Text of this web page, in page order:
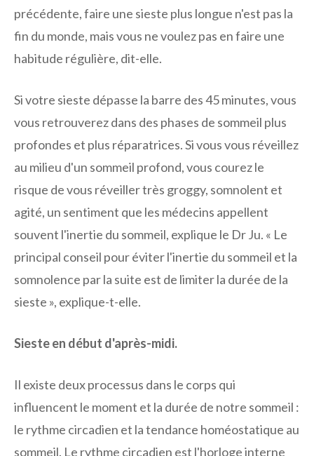
précédente, faire une sieste plus longue n'est pas la
fin du monde, mais vous ne voulez pas en faire une
habitude régulière, dit-elle.
Si votre sieste dépasse la barre des 45 minutes, vous
vous retrouverez dans des phases de sommeil plus
profondes et plus réparatrices. Si vous vous réveillez
au milieu d'un sommeil profond, vous courez le
risque de vous réveiller très groggy, somnolent et
agité, un sentiment que les médecins appellent
souvent l'inertie du sommeil, explique le Dr Ju. « Le
principal conseil pour éviter l'inertie du sommeil et la
somnolence par la suite est de limiter la durée de la
sieste », explique-t-elle.
Sieste en début d'après-midi.
Il existe deux processus dans le corps qui
influencent le moment et la durée de notre sommeil :
le rythme circadien et la tendance homéostatique au
sommeil. Le rythme circadien est l'horloge interne